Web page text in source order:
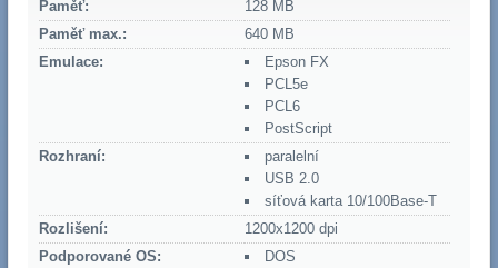
Paměť:
128 MB
Paměť max.:
640 MB
Emulace:
Epson FX
PCL5e
PCL6
PostScript
Rozhraní:
paralelní
USB 2.0
síťová karta 10/100Base-T
Rozlišení:
1200x1200 dpi
Podporované OS:
DOS